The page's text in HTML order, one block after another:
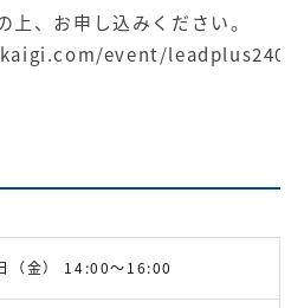
、お申し込みください。
event/
（金） 14:00～16:00